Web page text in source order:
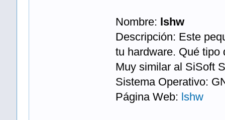
Nombre: lshw
Descripción: Este
tu hardware. Qué tipo
Muy similar al SiSoft
Sistema Operativo:
Página Web: lshw